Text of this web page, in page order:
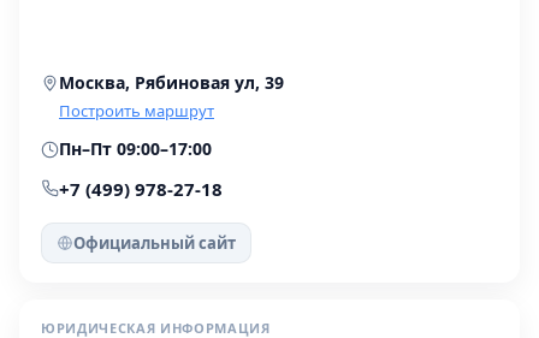
Москва, Рябиновая ул, 39
Построить маршрут
Пн–Пт 09:00–17:00
+7 (499) 978-27-18
Официальный сайт
ЮРИДИЧЕСКАЯ ИНФОРМАЦИЯ